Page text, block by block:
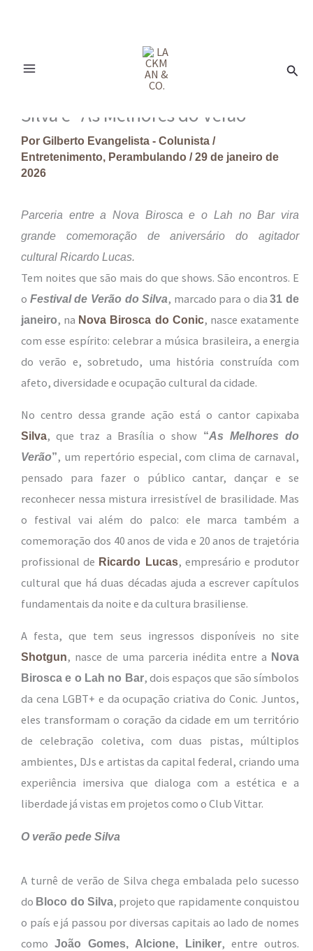
Silva e “As Melhores do Verão”
Por Gilberto Evangelista - Colunista /
Entretenimento, Perambulando /29 de janeiro de
2026
Parceria entre a Nova Birosca e o Lah no Bar vira
grande comemoração de aniversário do agitador
cultural Ricardo Lucas.
Tem noites que são mais do que shows. São encontros. E
o Festival de Verão do Silva, marcado para o dia31 de
janeiro, na Nova Birosca do Conic, nasce exatamente
com esse espírito: celebrar a música brasileira, a energia
do verão e, sobretudo, uma história construída com
afeto, diversidade e ocupação cultural da cidade.
No centro dessa grande ação está o cantor capixaba
Silva, que traz a Brasília o show “As Melhores do
Verão”, um repertório especial, com clima de carnaval,
pensado para fazer o público cantar, dançar e se
reconhecer nessa mistura irresistível de brasilidade. Mas
o festival vai além do palco: ele marca também a
comemoração dos 40 anos de vida e 20 anos de trajetória
profissional de Ricardo Lucas, empresário e produtor
cultural que há duas décadas ajuda a escrever capítulos
fundamentais da noite e da cultura brasiliense.
A festa, que tem seus ingressos disponíveis no site
Shotgun, nasce de uma parceria inédita entre a Nova
Birosca e o Lah no Bar, dois espaços que são símbolos
da cena LGBT+ e da ocupação criativa do Conic. Juntos,
eles transformam o coração da cidade em um território
de celebração coletiva, com duas pistas, múltiplos
ambientes, DJs e artistas da capital federal, criando uma
experiência imersiva que dialoga com a estética e a
liberdade já vistas em projetos como o Club Vittar.
O verão pede Silva
A turnê de verão de Silva chega embalada pelo sucesso
do Bloco do Silva, projeto que rapidamente conquistou
o país e já passou por diversas capitais ao lado de nomes
como João Gomes, Alcione, Liniker, entre outros.